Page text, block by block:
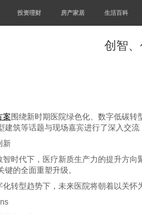
投资理财 房产家居 生活百科
创智
案围绕新时期医院绿色化、数字低碳
建筑等话题与现场嘉宾进行了深入交流
新
智时代下，医疗新质生产力的提升方
的全面重塑升级。
转型趋势下，未来医院将朝着以关怀